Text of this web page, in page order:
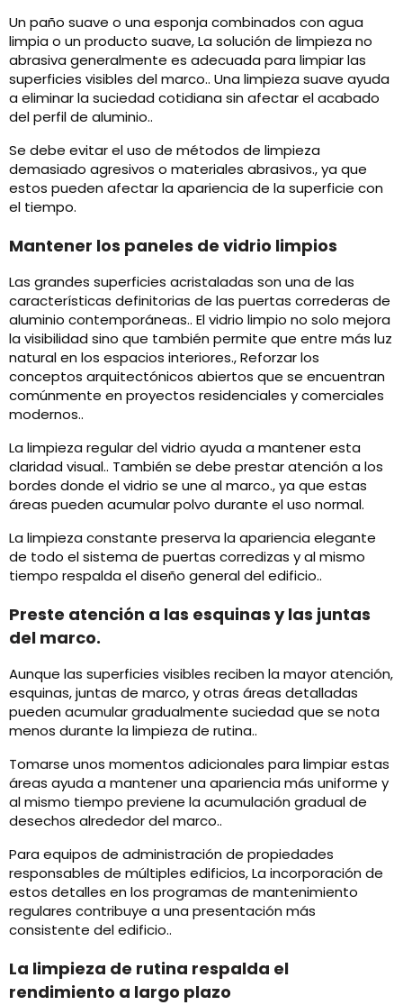
Un paño suave o una esponja combinados con agua
limpia o un producto suave, La solución de limpieza no
abrasiva generalmente es adecuada para limpiar las
superficies visibles del marco.. Una limpieza suave ayuda
a eliminar la suciedad cotidiana sin afectar el acabado
del perfil de aluminio..
Se debe evitar el uso de métodos de limpieza
demasiado agresivos o materiales abrasivos., ya que
estos pueden afectar la apariencia de la superficie con
el tiempo.
Mantener los paneles de vidrio limpios
Las grandes superficies acristaladas son una de las
características definitorias de las puertas correderas de
aluminio contemporáneas.. El vidrio limpio no solo mejora
la visibilidad sino que también permite que entre más luz
natural en los espacios interiores., Reforzar los
conceptos arquitectónicos abiertos que se encuentran
comúnmente en proyectos residenciales y comerciales
modernos..
La limpieza regular del vidrio ayuda a mantener esta
claridad visual.. También se debe prestar atención a los
bordes donde el vidrio se une al marco., ya que estas
áreas pueden acumular polvo durante el uso normal.
La limpieza constante preserva la apariencia elegante
de todo el sistema de puertas corredizas y al mismo
tiempo respalda el diseño general del edificio..
Preste atención a las esquinas y las juntas
del marco.
Aunque las superficies visibles reciben la mayor atención,
esquinas, juntas de marco, y otras áreas detalladas
pueden acumular gradualmente suciedad que se nota
menos durante la limpieza de rutina..
Tomarse unos momentos adicionales para limpiar estas
áreas ayuda a mantener una apariencia más uniforme y
al mismo tiempo previene la acumulación gradual de
desechos alrededor del marco..
Para equipos de administración de propiedades
responsables de múltiples edificios, La incorporación de
estos detalles en los programas de mantenimiento
regulares contribuye a una presentación más
consistente del edificio..
La limpieza de rutina respalda el
rendimiento a largo plazo